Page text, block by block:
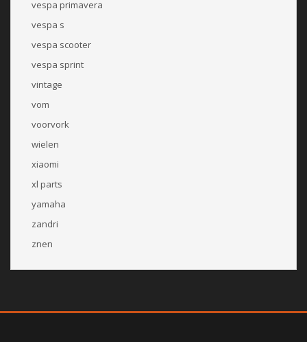
vespa primavera
vespa s
vespa scooter
vespa sprint
vintage
vom
voorvork
wielen
xiaomi
xl parts
yamaha
zandri
znen